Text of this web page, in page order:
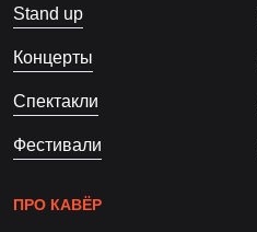
Stand up
Концерты
Спектакли
Фестивали
ПРО КАВЁР